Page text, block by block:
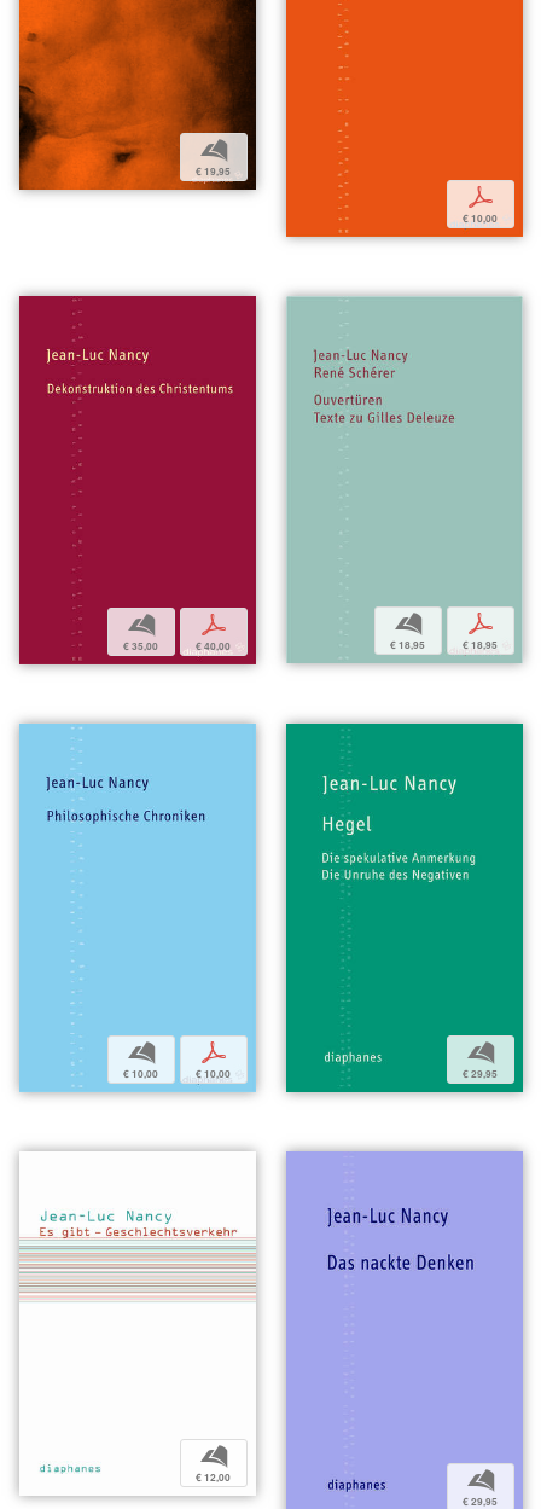
b
€ 19,95
p
€ 10,00
b
€ 35,00
p
€ 40,00
b
€ 18,95
p
€ 18,95
b
€ 10,00
p
€ 10,00
b
€ 29,95
b
€ 12,00 b
€ 29,95